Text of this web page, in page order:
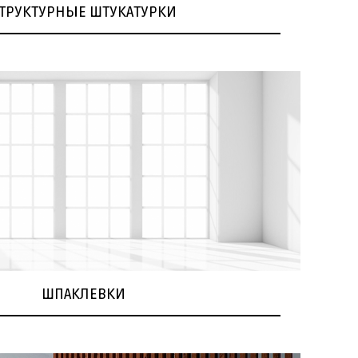
ШТУКАТУРКИ
ШПАКЛЕВКИ